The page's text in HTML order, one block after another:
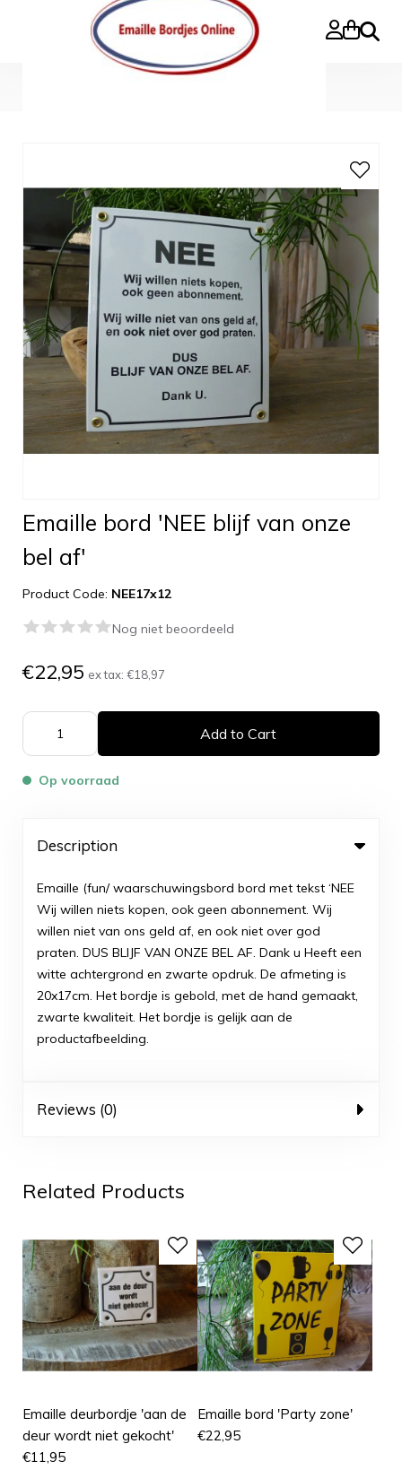
Search
Emaille bord 'NEE blijf van onze
bel af'
Product Code: NEE17x12
Nog niet beoordeeld
€22,95 ex tax: €18,97
Add to Cart
Op voorraad
Description
Emaille (fun/ waarschuwingsbord bord met tekst ‘NEE
Wij willen niets kopen, ook geen abonnement. Wij
willen niet van ons geld af, en ook niet over god
praten. DUS BLIJF VAN ONZE BEL AF. Dank u Heeft een
witte achtergrond en zwarte opdruk. De afmeting is
20x17cm. Het bordje is gebold, met de hand gemaakt,
zwarte kwaliteit. Het bordje is gelijk aan de
productafbeelding.
Reviews (0)
Related Products
Emaille deurbordje 'aan de
deur wordt niet gekocht'
€11,95
Emaille bord 'Party zone'
€22,95